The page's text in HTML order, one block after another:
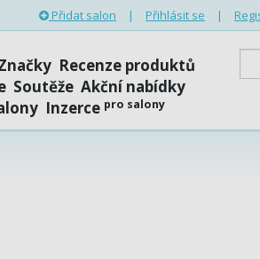
Přidat salon | Přihlásit se |
Recenze produktů
Soutěže Akční nabídky
Inzerce pro salony